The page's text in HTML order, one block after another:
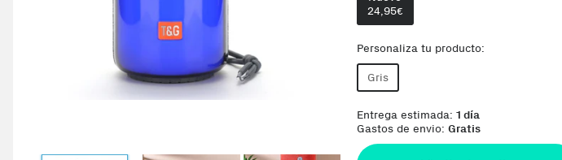
24,95€
Personaliza tu producto:
Gris
Entrega estimada: 1 día
Gastos de envio: Gratis